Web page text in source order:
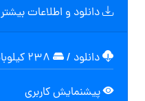
دانلود و اطلاعات بیشتر
دانلود /
پیشنمایش کاربری